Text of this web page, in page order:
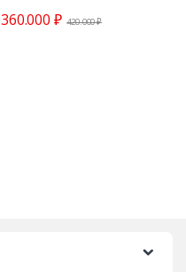
360.000 ₽ 420.000₽